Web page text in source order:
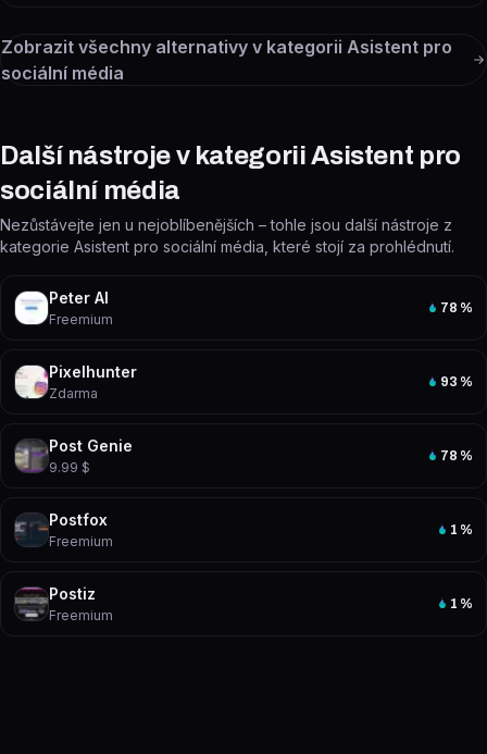
Zobrazit všechny alternativy v kategorii Asistent pro
sociální média
Další nástroje v kategorii Asistent pro
sociální média
Nezůstávejte jen u nejoblíbenějších – tohle jsou další nástroje z
kategorie Asistent pro sociální média, které stojí za prohlédnutí.
Peter AI
Freemium
78 %
Pixelhunter
Zdarma
93 %
Post Genie
9.99 $
78 %
Postfox
Freemium
1 %
Postiz
Freemium
1 %